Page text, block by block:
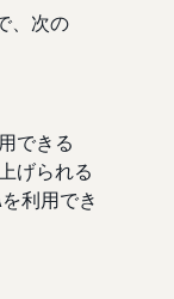
、次の
できる
げられる
利用でき